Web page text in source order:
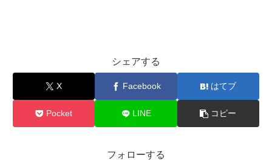
シェアする
X Facebook はてブ
Pocket LINE コピー
フォローする